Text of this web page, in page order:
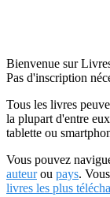
Bienvenue sur
Pas d'inscription
Tous les livres
la plupart d'entre
tablette ou
Vous pouvez
auteurou pays.
livres les plus